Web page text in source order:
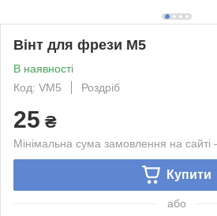
Вінт для фрези M5
В наявності
Код: VM5
Роздріб
25 ₴
Мінімальна сума замовлення на
Купити
або